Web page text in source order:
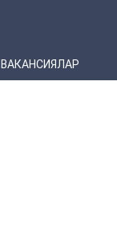
ВАКАНСИЯЛАР